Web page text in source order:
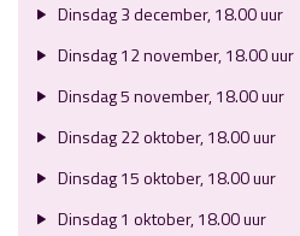
Dinsdag 3 december, 18.00 uur
Dinsdag 12 november, 18.00 uur
Dinsdag 5 november, 18.00 uur
Dinsdag 22 oktober, 18.00 uur
Dinsdag 15 oktober, 18.00 uur
Dinsdag 1 oktober, 18.00 uur